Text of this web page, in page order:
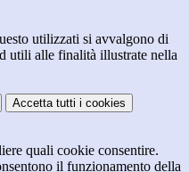
utilizzati si avvalgono di
utili alle finalità illustrate nella
Accetta tutti i cookies
quali cookie consentire.
il funzionamento della